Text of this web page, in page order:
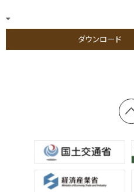
新築をお考えの方
＞木造住宅／木造建築事例
ダウンロード